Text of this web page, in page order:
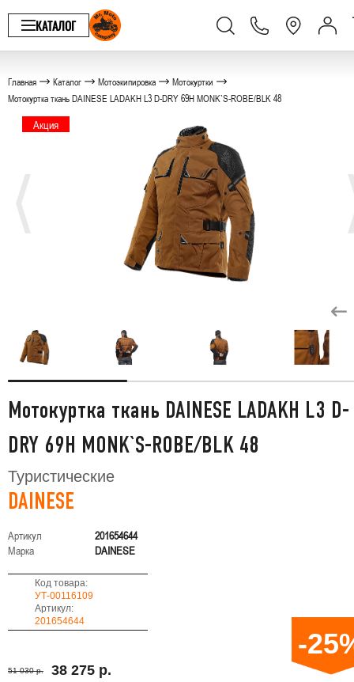
КАТАЛОГ
Главная Каталог Мотоэкипировка
Мотокуртки
Мотокуртка ткань DAINESE LADAKH L3 D-DRY 69H MONK`S-ROBE/BLK 48
Акция
Мотокуртка ткань DAINESE LADAKH L3 D-
DRY 69H MONK`S-ROBE/BLK 48
Туристические
DAINESE
Артикул
201654644
Марка
DAINESE
Код товара:
УТ-00116109
Артикул:
201654644
51 030 р. 38 275 р.
-